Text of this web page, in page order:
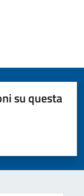
su questa